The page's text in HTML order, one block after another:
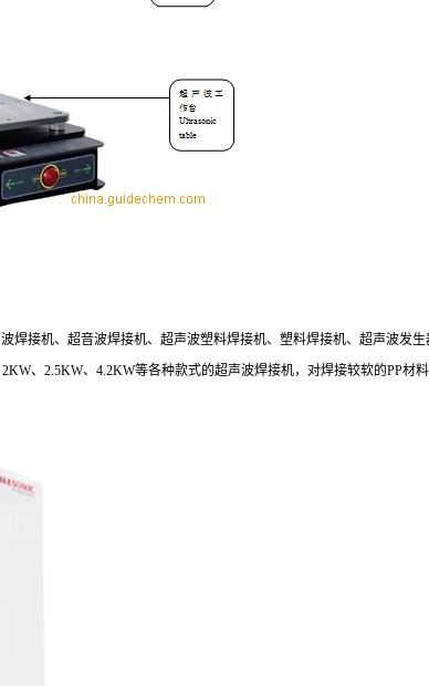
接机、超音波焊接机、超声波塑料焊接机、塑料焊接机、超声波发
、2.5KW、4.2KW等各种款式的超声波焊接机，对焊接较软的PP